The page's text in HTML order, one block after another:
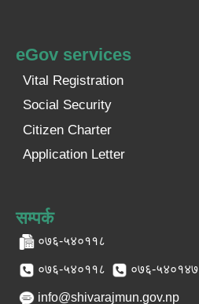
eGov services
Vital Registration
Social Security
Citizen Charter
Application Letter
सम्पर्क
०७६-५४०११८
०७६-५४०११८ ०७६-५४०१४७
info@shivarajmun.gov.np